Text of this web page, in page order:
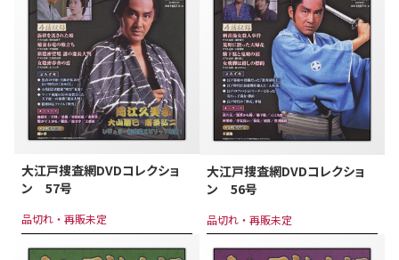
大江戸捜査網DVDコレクショ
ン 57号
品切れ・再販未定
大江戸捜査網DVDコレクショ
ン 56号
品切れ・再販未定